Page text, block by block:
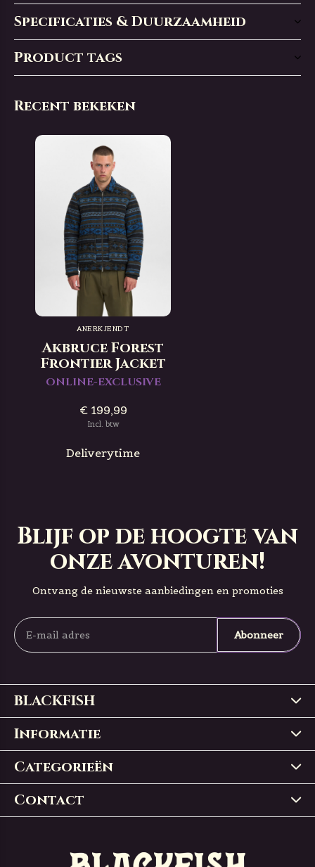
Specificaties & Duurzaamheid
Product tags
Recent bekeken
ANERKJENDT
Akbruce Forest
Frontier Jacket
ONLINE-EXCLUSIVE
€ 199,99
Incl. btw
Deliverytime
Blijf op de hoogte van
onze avonturen!
Ontvang de nieuwste aanbiedingen en promoties
Abonneer
BLACKFISH
Informatie
Categorieën
Contact